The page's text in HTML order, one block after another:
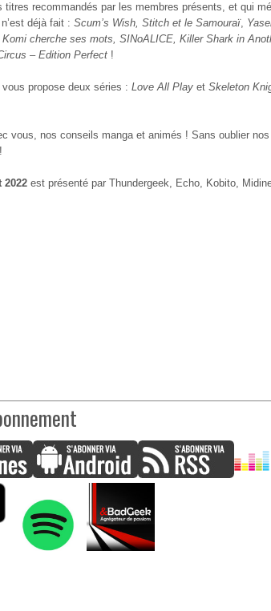
recommandés par les membres présents, et qui
déjà fait : Scum’s Wish, Stitch et le Samouraï,
cherche ses mots, SINoALICE, Killer Shark in
– Edition Perfect !
propose deux séries : Love All Play et Skeleton
vous, nos conseils manga et animés ! Sans oublier
2022 est présenté par Thundergeek, Echo, Kobito,